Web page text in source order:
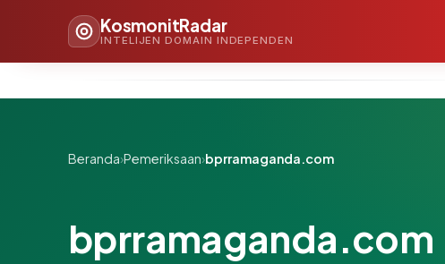
KosmonitRadar
INTELIJEN DOMAIN INDEPENDEN
Beranda›Pemeriksaan›bprramaganda.com
bprramaganda.com